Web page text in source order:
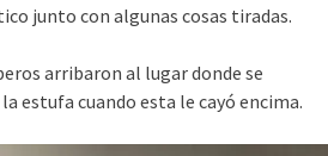
junto con algunas cosas tiradas.
arribaron al lugar donde se
estufa cuando esta le cayó encima.